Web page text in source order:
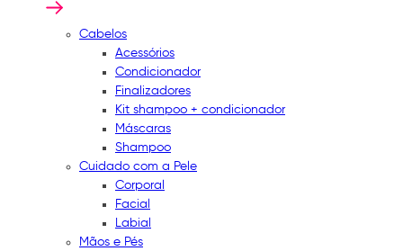
Cabelos
Acessórios
Condicionador
Finalizadores
Kit shampoo + condicionador
Máscaras
Shampoo
Cuidado com a Pele
Corporal
Facial
Labial
Mãos e Pés